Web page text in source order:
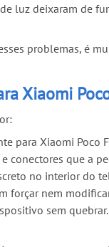
luz deixaram de
problemas, é
Xiaomi
para Xiaomi Poco
conectores que a
no interior do
forçar nem
sem quebrar.